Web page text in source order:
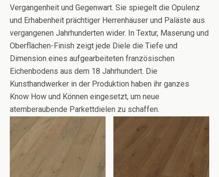
Vergangenheit und Gegenwart. Sie spiegelt die Opulenz
und Erhabenheit prächtiger Herrenhäuser und Paläste aus
vergangenen Jahrhunderten wider. In Textur, Maserung und
Oberflächen-Finish zeigt jede Diele die Tiefe und
Dimension eines aufgearbeiteten französischen
Eichenbodens aus dem 18 Jahrhundert. Die
Kunsthandwerker in der Produktion haben ihr ganzes
Know How und Können eingesetzt, um neue
atemberaubende Parkettdielen zu schaffen.